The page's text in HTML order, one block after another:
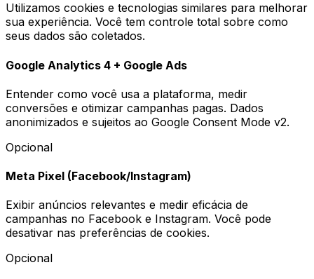
Utilizamos cookies e tecnologias similares para melhorar
sua experiência. Você tem controle total sobre como
seus dados são coletados.
Google Analytics 4 + Google Ads
Entender como você usa a plataforma, medir
conversões e otimizar campanhas pagas. Dados
anonimizados e sujeitos ao Google Consent Mode v2.
Opcional
Meta Pixel (Facebook/Instagram)
Exibir anúncios relevantes e medir eficácia de
campanhas no Facebook e Instagram. Você pode
desativar nas preferências de cookies.
Opcional